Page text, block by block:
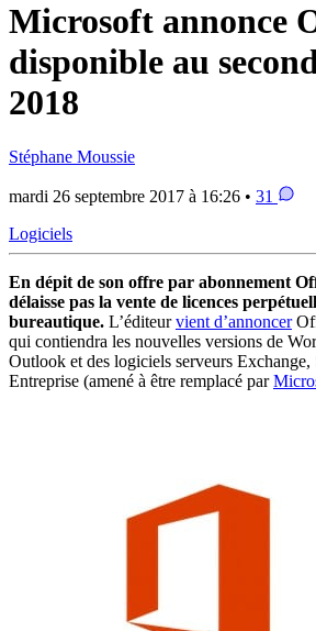
Microsoft annonce
disponible au
2018
Stéphane Moussie
mardi 26 septembre 2017 à 16:26 • 31
Logiciels
En dépit de son offre par abonnement
délaisse pas la vente de licences
bureautique. L’éditeurvient d’annoncer
qui contiendra les nouvelles versions de
Outlook et des logiciels serveurs Exchange,
Entreprise (amené à être remplacé par